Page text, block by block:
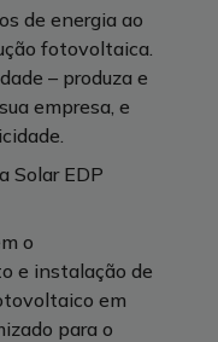
de energia ao
fotovoltaica.
– produza e
empresa, e
Solar EDP
o
e instalação de
em
para o